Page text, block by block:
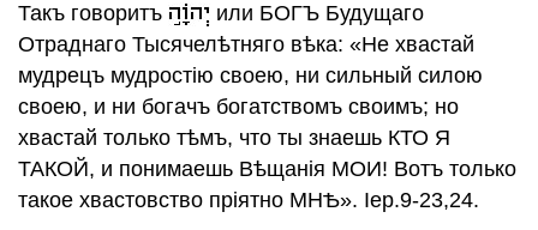
Свѣтъ народамъ
Открытiе уму-непостижимаго Событiя на
Сей Планетѣ
Посланiе въ общество теософiи Востока
и Запада
Коллурiй
Уничтожитель тьму
Такъ говоритъ
или БОГЪ Будущаго
Отраднаго Тысячелѣтняго вѣка: «Не хвастай
мудрецъ мудростiю своею, ни сильный силою
своею, и ни богачъ богатствомъ своимъ; но
хвастай только тѣмъ, что ты знаешь КТО Я
ТАКОЙ, и понимаешь Вѣщанiя МОИ! Вотъ только
такое хвастовство прiятно МНѢ». Iер.9-23,24.